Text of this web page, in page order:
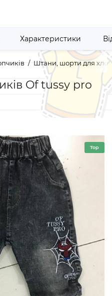
Штани, шорти для
Of tussy pro
Характеристики
Top